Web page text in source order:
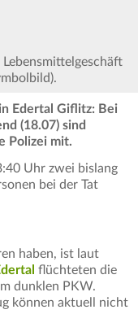
Edertal Giflitz: Bei
(18.07) sind
Polizei mit.
Uhr zwei bislang
bei der Tat
haben, ist laut
flüchteten die
dunklen PKW.
können aktuell nicht